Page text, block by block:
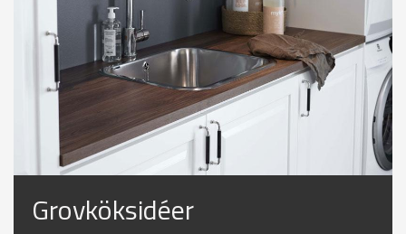
Grovköksidéer